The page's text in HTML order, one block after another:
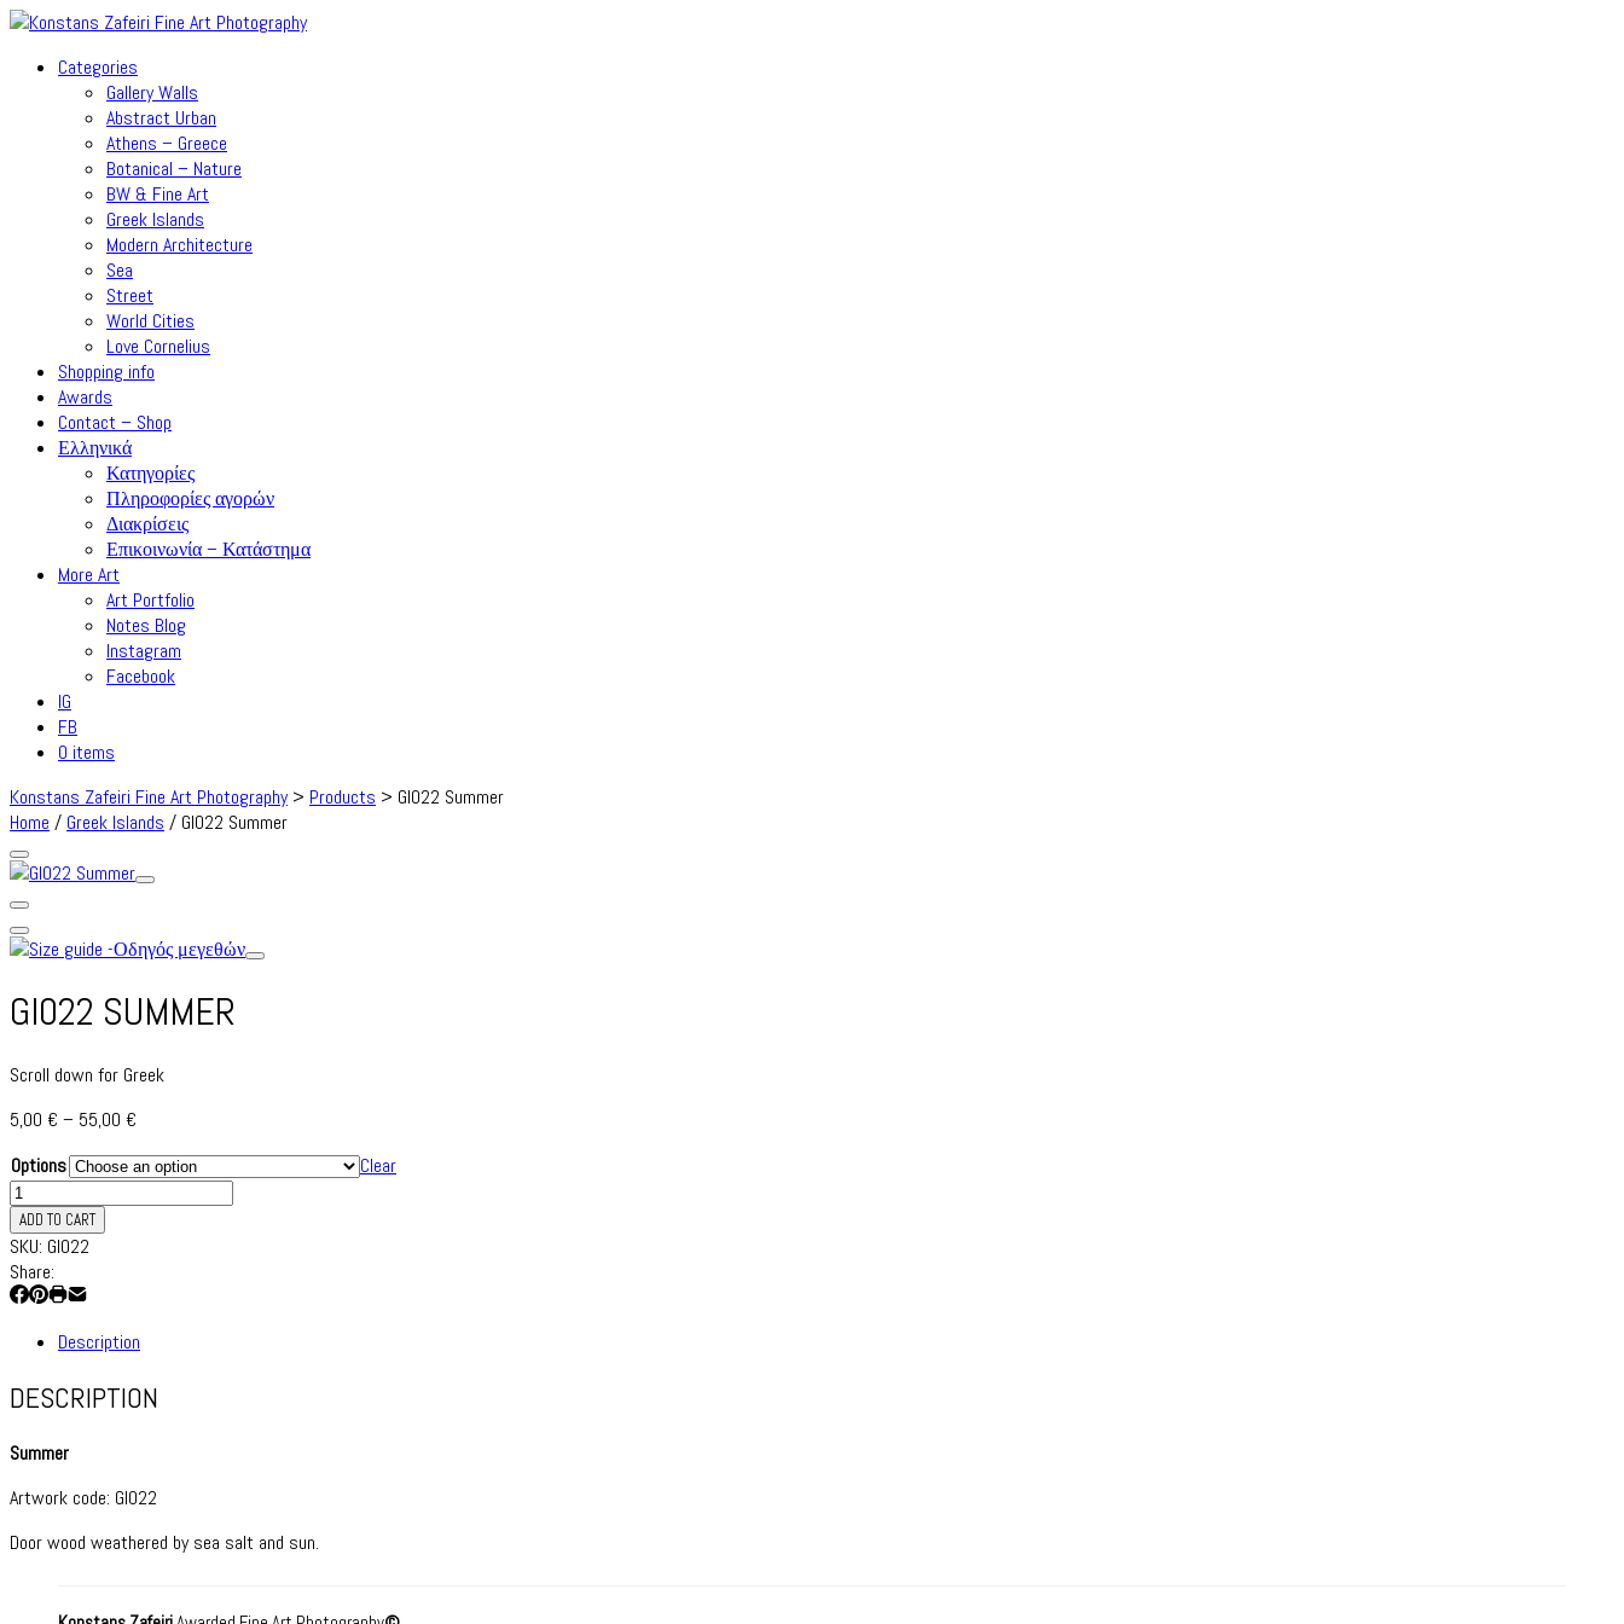
Categories
Gallery Walls
Abstract Urban
Athens – Greece
Botanical – Nature
BW & Fine Art
Greek Islands
Modern Architecture
Sea
Street
World Cities
Love Cornelius
Shopping info
Awards
Contact – Shop
Ελληνικά
Κατηγορίες
Πληροφορίες αγορών
Διακρίσεις
Επικοινωνία – Κατάστημα
More Art
Art Portfolio
Notes Blog
Instagram
Facebook
IG
FB
0 items
Konstans Zafeiri Fine Art Photography> Products > GI022 Summer
Home / Greek Islands / GI022 Summer
GI022 SUMMER
Scroll down for Greek
5,00 € – 55,00 €
5,00 €
Options
Clear
GI022
Summer
quantity
ADD TO CART
SKU: GI022
Share:
Description
DESCRIPTION
Summer
Artwork code: GI022
Door wood weathered by sea salt and sun.